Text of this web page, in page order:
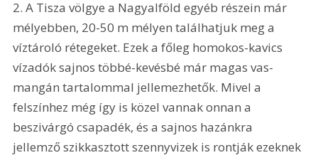
2. A Tisza völgye a Nagyalföld egyéb részein már
mélyebben, 20-50 m mélyen találhatjuk meg a
víztároló rétegeket. Ezek a főleg homokos-kavics
vízadók sajnos többé-kevésbé már magas vas-
mangán tartalommal jellemezhetők. Mivel a
felszínhez még így is közel vannak onnan a
beszivárgó csapadék, és a sajnos hazánkra
jellemző szikkasztott szennyvizek is rontják ezeknek